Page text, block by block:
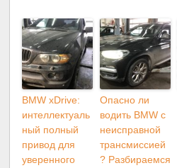
BMW xDrive:
интеллектуаль
ный полный
привод для
уверенного
Опасно ли
водить BMW с
неисправной
трансмиссией
? Разбираемся